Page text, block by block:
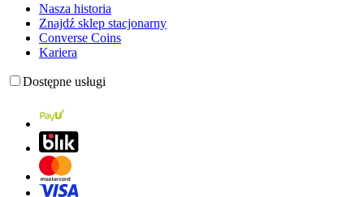
Nasza historia
Znajdź sklep stacjonarny
Converse Coins
Kariera
Dostępne usługi